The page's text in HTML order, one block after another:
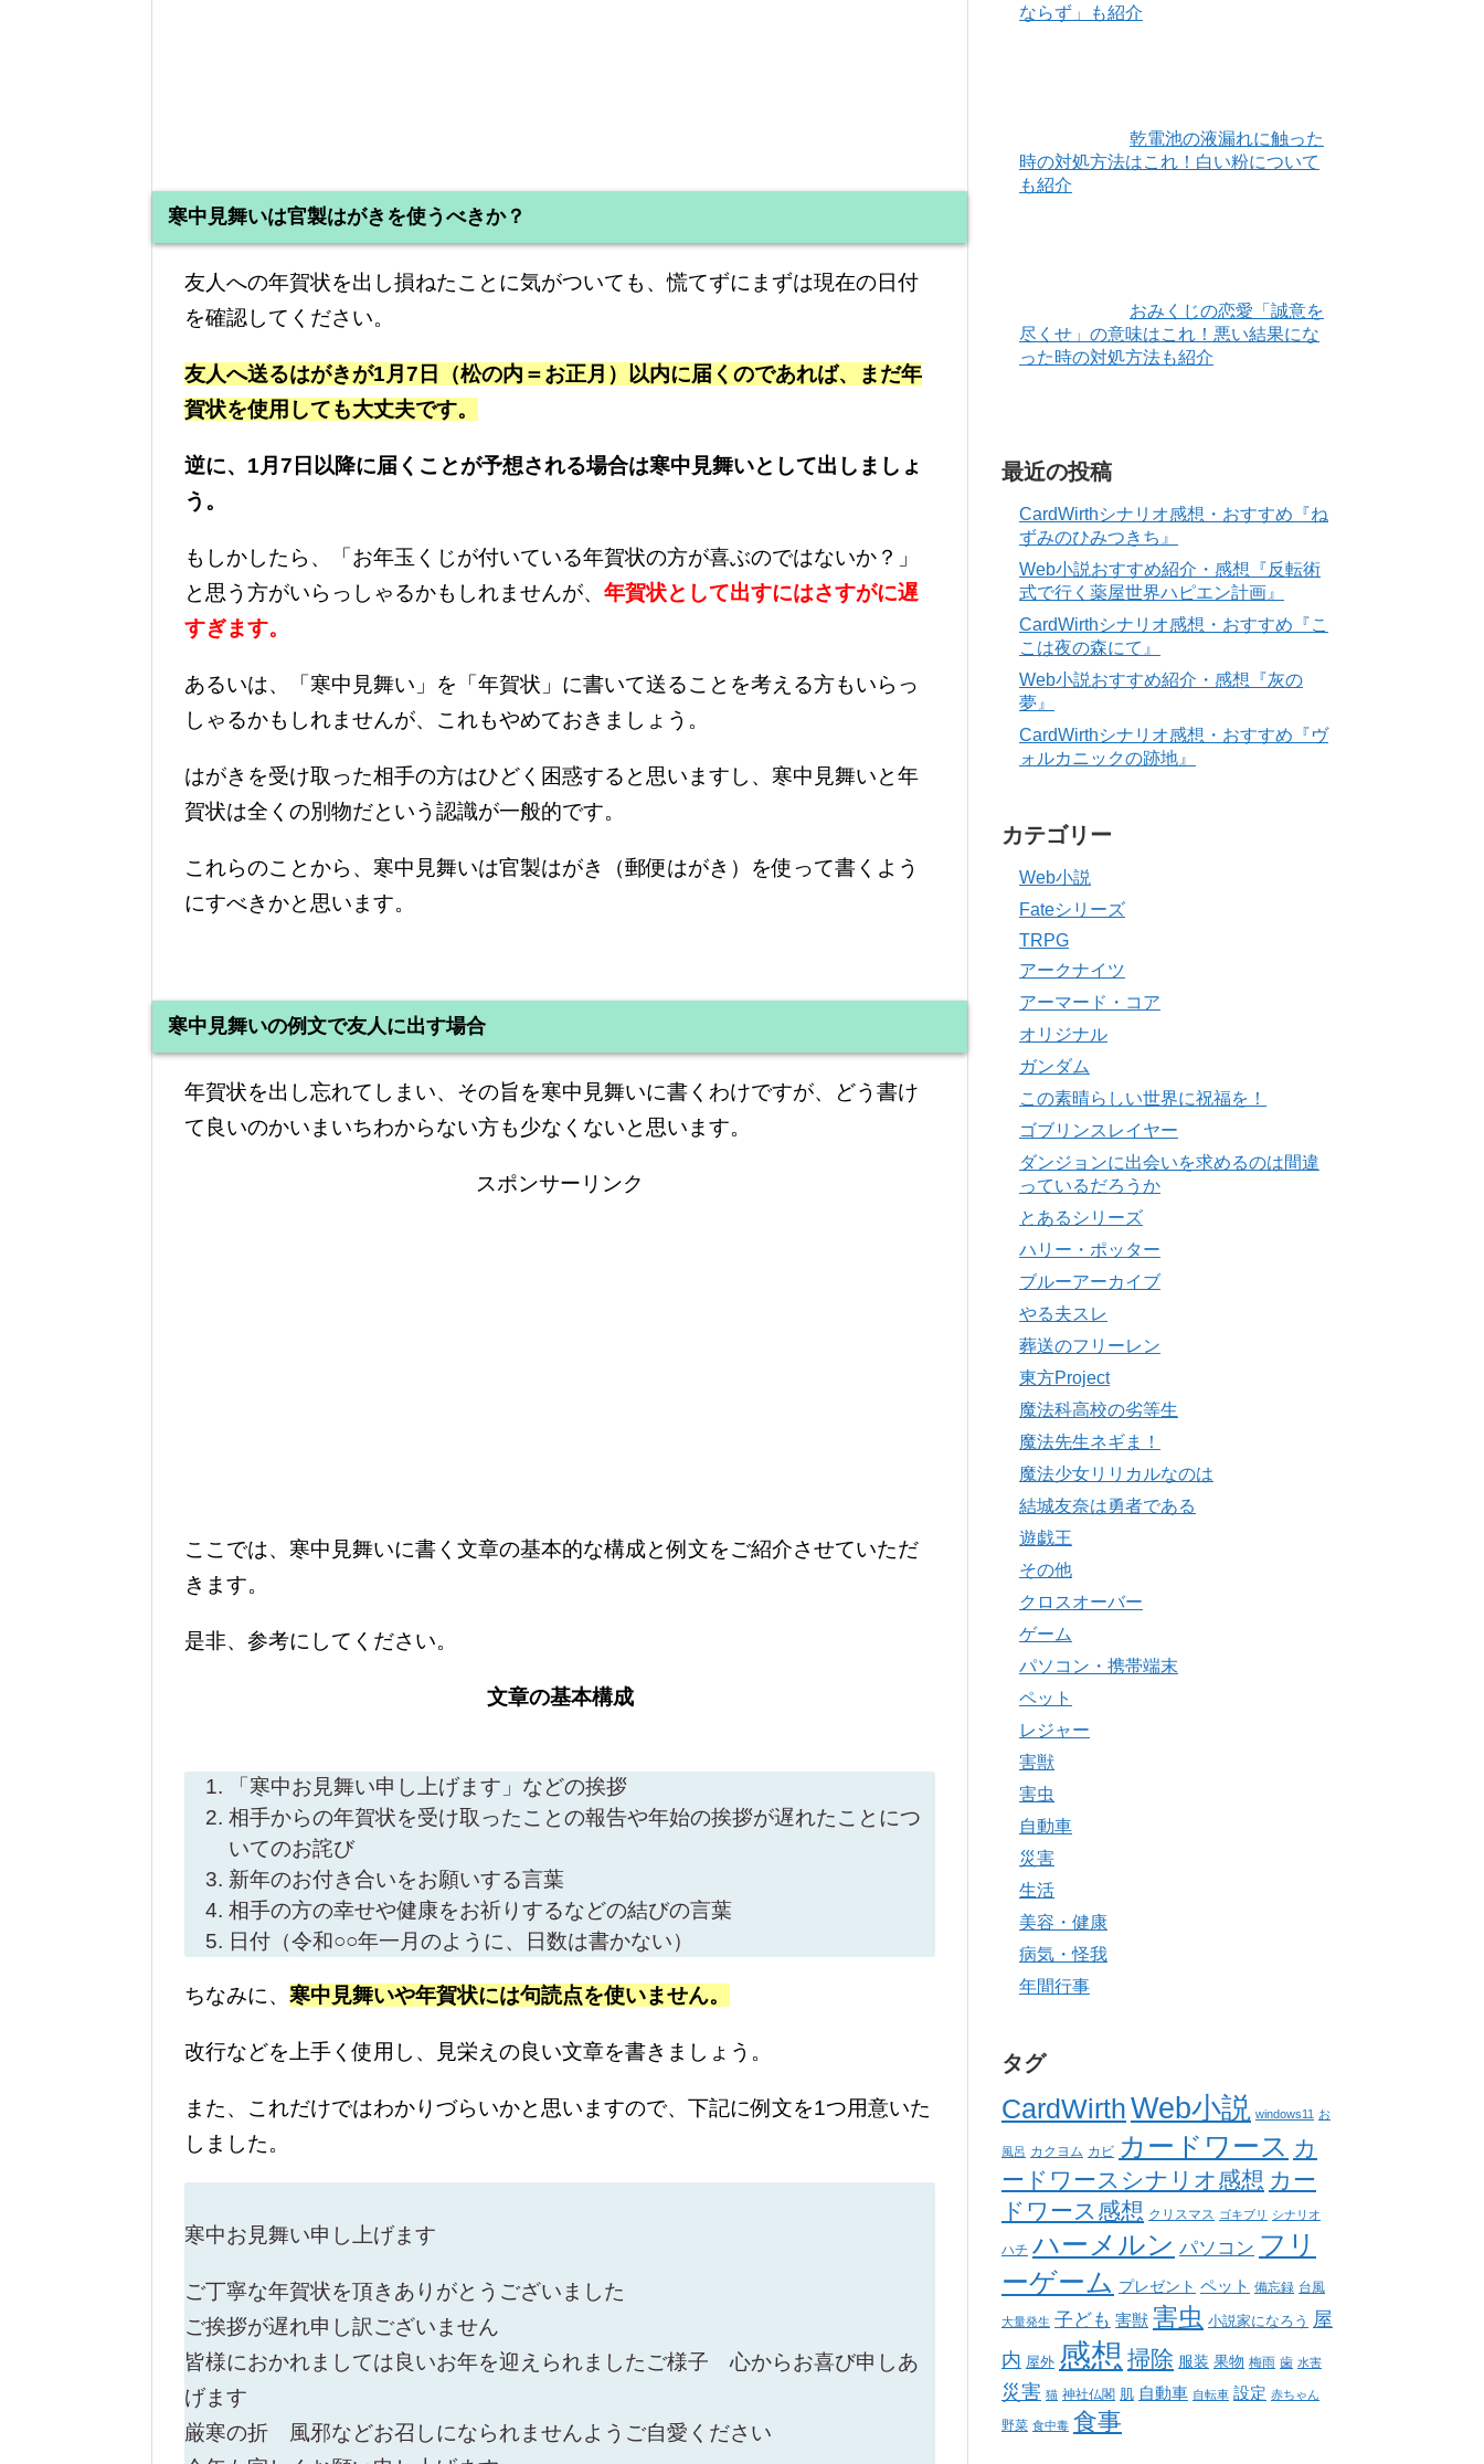
寒中見舞いは官製はがきを使うべきか？
友人への年賀状を出し損ねたことに気がついても、慌てずにまずは現在の日付
を確認してください。
友人へ送るはがきが1月7日（松の内＝お正月）以内に届くのであれば、まだ年
賀状を使用しても大丈夫です。
逆に、1月7日以降に届くことが予想される場合は寒中見舞いとして出しましょ
う。
もしかしたら、「お年玉くじが付いている年賀状の方が喜ぶのではないか？」
と思う方がいらっしゃるかもしれませんが、 年賀状として出すにはさすがに遅
すぎます。
あるいは、「寒中見舞い」を「年賀状」に書いて送ることを考える方もいらっ
しゃるかもしれませんが、これもやめておきましょう。
はがきを受け取った相手の方はひどく困惑すると思いますし、寒中見舞いと年
賀状は全くの別物だという認識が一般的です。
これらのことから、寒中見舞いは官製はがき（郵便はがき）を使って書くよう
にすべきかと思います。
寒中見舞いの例文で友人に出す場合
年賀状を出し忘れてしまい、その旨を寒中見舞いに書くわけですが、どう書け
て良いのかいまいちわからない方も少なくないと思います。
スポンサーリンク
ここでは、寒中見舞いに書く文章の基本的な構成と例文をご紹介させていただ
きます。
是非、参考にしてください。
文章の基本構成
「寒中お見舞い申し上げます」などの挨拶
相手からの年賀状を受け取ったことの報告や年始の挨拶が遅れたことにつ
いてのお詫び
新年のお付き合いをお願いする言葉
相手の方の幸せや健康をお祈りするなどの結びの言葉
日付（令和○○年一月のように、日数は書かない）
ちなみに、 寒中見舞いや年賀状には句読点を使いません。
改行などを上手く使用し、見栄えの良い文章を書きましょう。
また、これだけではわかりづらいかと思いますので、下記に例文を1つ用意いた
しました。
寒中お見舞い申し上げます
ご丁寧な年賀状を頂きありがとうございました
ご挨拶が遅れ申し訳ございません
皆様におかれましては良いお年を迎えられましたご様子 心からお喜び申しあ
げます
厳寒の折 風邪などお召しになられませんようご自愛ください
ならず」も紹介
乾電池の液漏れに触った
時の対処方法はこれ！白い粉について
も紹介
おみくじの恋愛「誠意を
尽くせ」の意味はこれ！悪い結果にな
った時の対処方法も紹介
最近の投稿
CardWirthシナリオ感想・おすすめ『ね
ずみのひみつきち』
Web小説おすすめ紹介・感想『反転術
式で行く薬屋世界ハピエン計画』
CardWirthシナリオ感想・おすすめ『こ
こは夜の森にて』
Web小説おすすめ紹介・感想『灰の
夢』
CardWirthシナリオ感想・おすすめ『ヴ
ォルカニックの跡地』
カテゴリー
Web小説
Fateシリーズ
TRPG
アークナイツ
アーマード・コア
オリジナル
ガンダム
この素晴らしい世界に祝福を！
ゴブリンスレイヤー
ダンジョンに出会いを求めるのは間違
っているだろうか
とあるシリーズ
ハリー・ポッター
ブルーアーカイブ
やる夫スレ
葬送のフリーレン
東方Project
魔法科高校の劣等生
魔法先生ネギま！
魔法少女リリカルなのは
結城友奈は勇者である
遊戯王
その他
クロスオーバー
ゲーム
パソコン・携帯端末
ペット
レジャー
害獣
害虫
自動車
災害
生活
美容・健康
病気・怪我
年間行事
タグ
CardWirthWeb小説 windows11 お
風呂 カクヨム カビ カードワース カ
ードワースシナリオ感想 カー
ドワース感想 クリスマス ゴキブリ シナリオ
ハチ ハーメルン パソコン フリ
ーゲーム プレゼント ペット 備忘録 台風
大量発生 子ども 害獣 害虫 小説家になろう 屋
内 屋外 感想 掃除 服装 果物 梅雨 歯 水害
災害 猫 神社仏閣 肌 自動車 自転車 設定 赤ちゃん
野菜 食中毒 食事